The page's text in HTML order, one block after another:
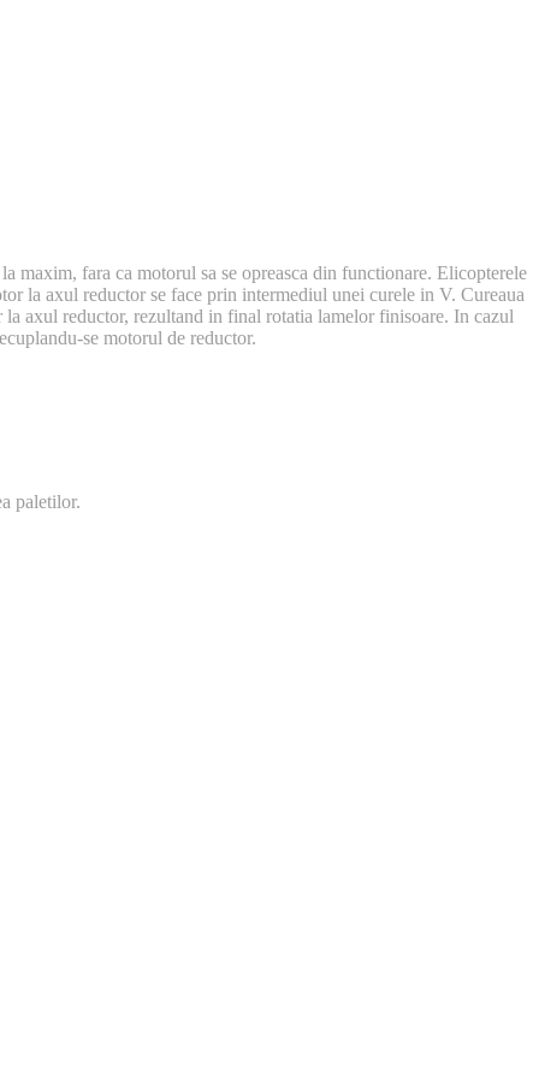
maxim, fara ca motorul sa se opreasca din functionare. Elicopterele
la axul reductor se face prin intermediul unei curele in V. Cureaua
axul reductor, rezultand in final rotatia lamelor finisoare. In cazul
se motorul de reductor.
paletilor.